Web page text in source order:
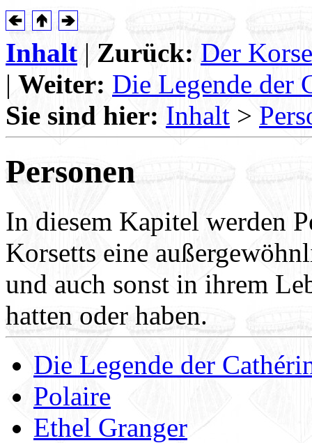
Inhalt | Zurück: Der
| Weiter: Die Legende der
Sie sind hier: Inhalt >
Personen
In diesem Kapitel werden
Korsetts eine
und auch sonst in ihrem
hatten oder haben.
Die Legende der
Polaire
Ethel Granger